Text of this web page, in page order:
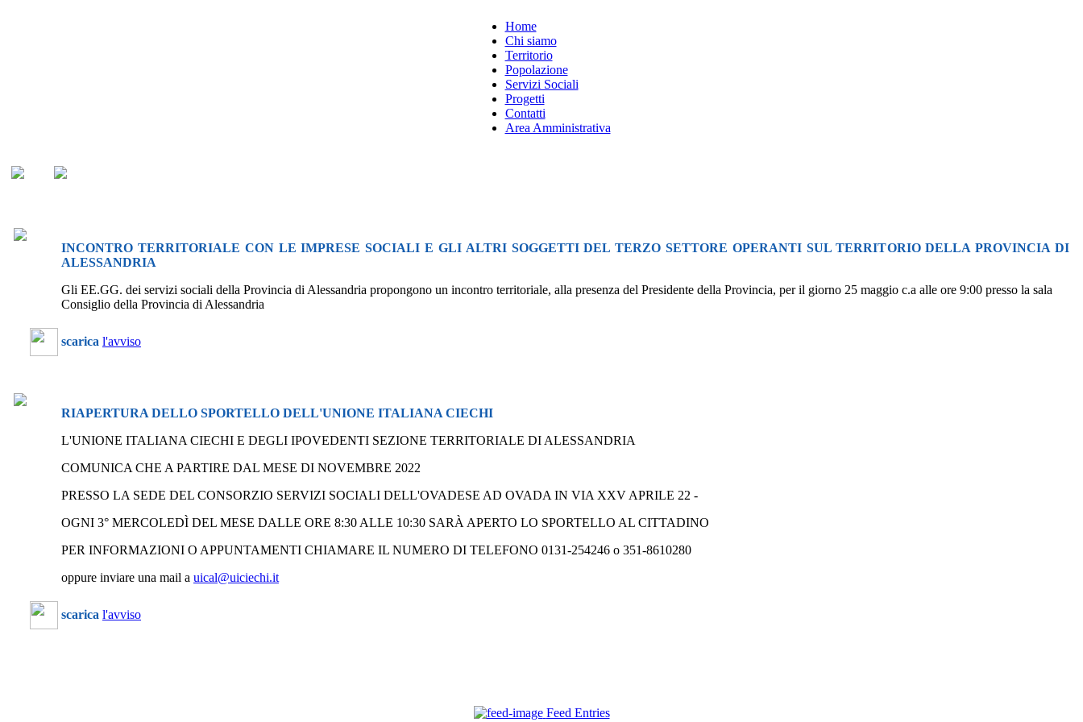
Home
Chi siamo
Territorio
Popolazione
Servizi Sociali
Progetti
Contatti
Area Amministrativa
INCONTRO TERRITORIALE CON LE IMPRESE SOCIALI E GLI ALTRI SOGGETTI DEL TERZO SETTORE OPERANTI SUL TERRITORIO DELLA PROVINCIA DI
ALESSANDRIA
Gli EE.GG. dei servizi sociali della Provincia di Alessandria propongono un incontro territoriale, alla presenza del Presidente della Provincia, per il giorno 25 maggio c.a alle ore 9:00 presso la sala
Consiglio della Provincia di Alessandria
scarica l'avviso
RIAPERTURA DELLO SPORTELLO DELL'UNIONE ITALIANA CIECHI
L'UNIONE ITALIANA CIECHI E DEGLI IPOVEDENTI SEZIONE TERRITORIALE DI ALESSANDRIA
COMUNICA CHE A PARTIRE DAL MESE DI NOVEMBRE 2022
PRESSO LA SEDE DEL CONSORZIO SERVIZI SOCIALI DELL'OVADESE AD OVADA IN VIA XXV APRILE 22 -
OGNI 3° MERCOLEDÌ DEL MESE DALLE ORE 8:30 ALLE 10:30 SARÀ APERTO LO SPORTELLO AL CITTADINO
PER INFORMAZIONI O APPUNTAMENTI CHIAMARE IL NUMERO DI TELEFONO 0131-254246 o 351-8610280
oppure inviare una mail a uical@uiciechi.it
scarica l'avviso
Feed Entries